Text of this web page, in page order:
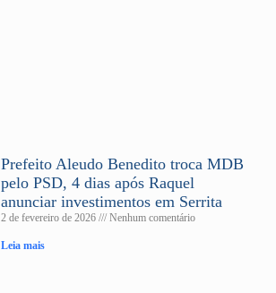
Prefeito Aleudo Benedito troca MDB
pelo PSD, 4 dias após Raquel
anunciar investimentos em Serrita
2 de fevereiro de 2026 Nenhum comentário
Leia mais